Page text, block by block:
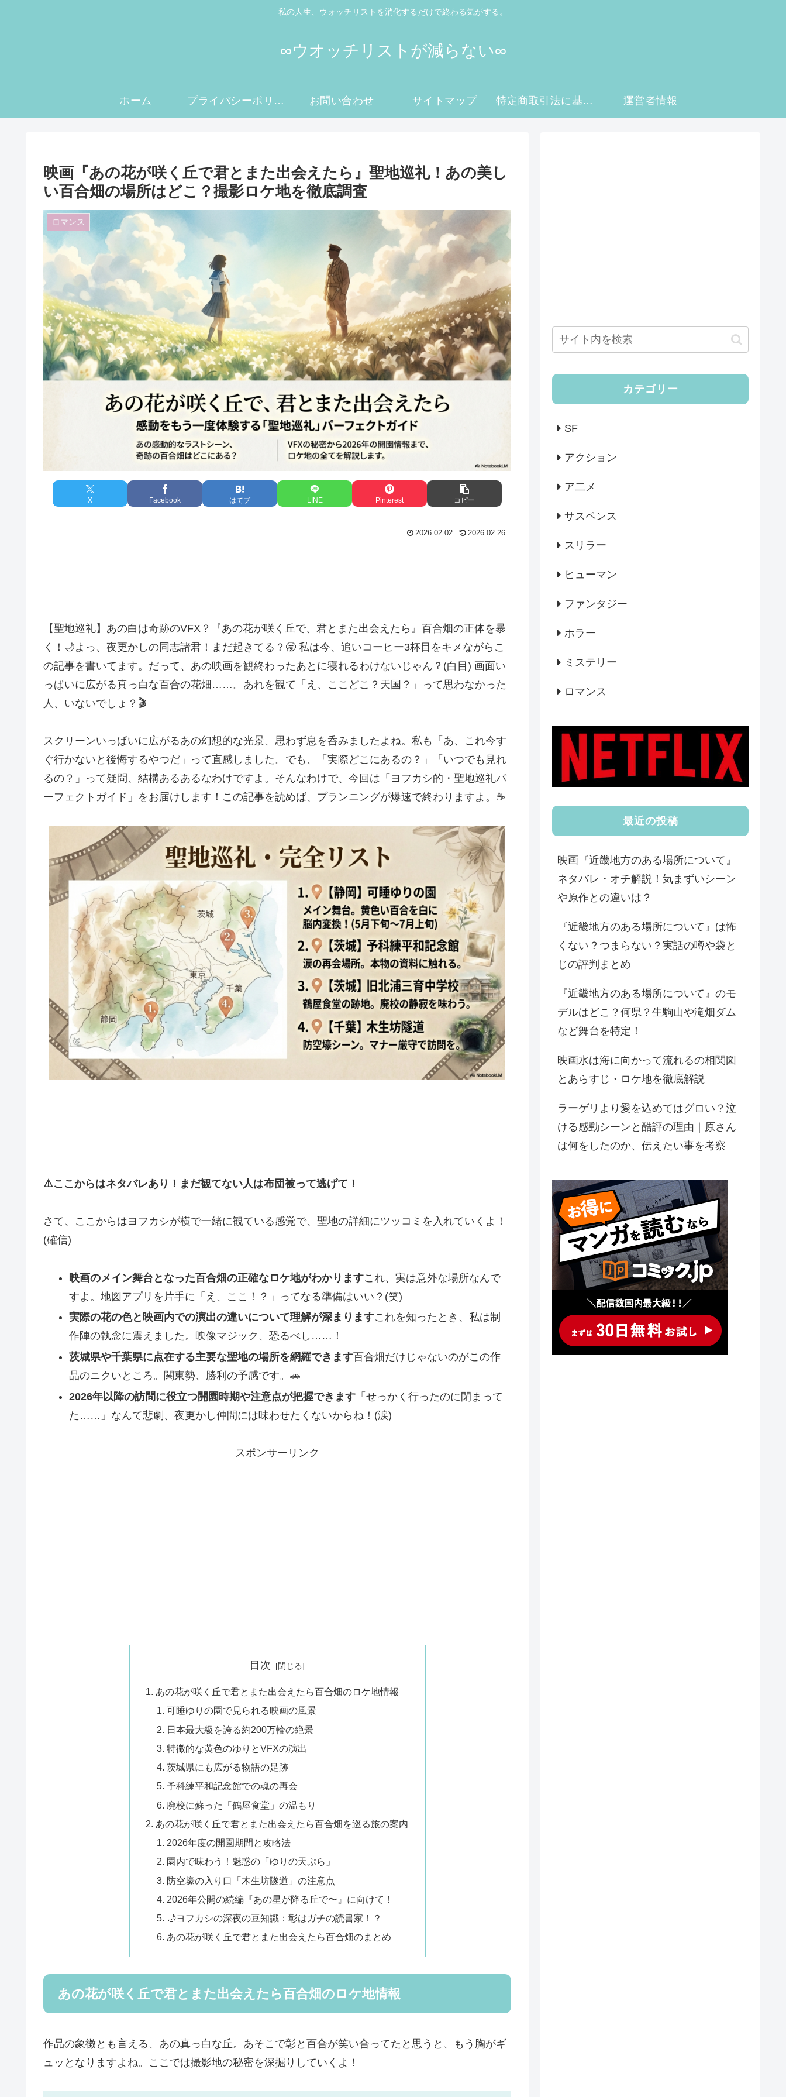
私の人生、ウォッチリストを消化するだけで終わる気がする。
∞ウオッチリストが減らない∞
ホーム プライバシーポリシー お問い合わせ サイトマップ 特定商取引法に基づく表記 運営者情報
映画『あの花が咲く丘で君とまた出会えたら』聖地巡礼！あの美し
い百合畑の場所はどこ？撮影ロケ地を徹底調査
ロマンス
X Facebook はてブ LINE Pinterest コピー
2026.02.02 2026.02.26
【聖地巡礼】あの白は奇跡のVFX？『あの花が咲く丘で、君とまた出会えたら』百合畑の正体を暴
く！🌙よっ、夜更かしの同志諸君！まだ起きてる？🥱 私は今、追いコーヒー3杯目をキメながらこ
の記事を書いてます。だって、あの映画を観終わったあとに寝れるわけないじゃん？(白目) 画面い
っぱいに広がる真っ白な百合の花畑……。あれを観て「え、ここどこ？天国？」って思わなかった
人、いないでしょ？🎬
スクリーンいっぱいに広がるあの幻想的な光景、思わず息を呑みましたよね。私も「あ、これ今す
ぐ行かないと後悔するやつだ」って直感しました。でも、「実際どこにあるの？」「いつでも見れ
るの？」って疑問、結構あるあるなわけですよ。そんなわけで、今回は「ヨフカシ的・聖地巡礼パ
ーフェクトガイド」をお届けします！この記事を読めば、プランニングが爆速で終わりますよ。☕
⚠️ここからはネタバレあり！まだ観てない人は布団被って逃げて！
さて、ここからはヨフカシが横で一緒に観ている感覚で、聖地の詳細にツッコミを入れていくよ！
(確信)
映画のメイン舞台となった百合畑の正確なロケ地がわかりますこれ、実は意外な場所なんで
すよ。地図アプリを片手に「え、ここ！？」ってなる準備はいい？(笑)
実際の花の色と映画内での演出の違いについて理解が深まりますこれを知ったとき、私は制
作陣の執念に震えました。映像マジック、恐るべし……！
茨城県や千葉県に点在する主要な聖地の場所を網羅できます百合畑だけじゃないのがこの作
品のニクいところ。関東勢、勝利の予感です。🚗
2026年以降の訪問に役立つ開園時期や注意点が把握できます「せっかく行ったのに閉まって
た……」なんて悲劇、夜更かし仲間には味わせたくないからね！(涙)
スポンサーリンク
目次
あの花が咲く丘で君とまた出会えたら百合畑のロケ地情報
可睡ゆりの園で見られる映画の風景
日本最大級を誇る約200万輪の絶景
特徴的な黄色のゆりとVFXの演出
茨城県にも広がる物語の足跡
予科練平和記念館での魂の再会
廃校に蘇った「鶴屋食堂」の温もり
あの花が咲く丘で君とまた出会えたら百合畑を巡る旅の案内
2026年度の開園期間と攻略法
園内で味わう！魅惑の「ゆりの天ぷら」
防空壕の入り口「木生坊隧道」の注意点
2026年公開の続編『あの星が降る丘で〜』に向けて！
🌙ヨフカシの深夜の豆知識：彰はガチの読書家！？
あの花が咲く丘で君とまた出会えたら百合畑のまとめ
あの花が咲く丘で君とまた出会えたら百合畑のロケ地情報
作品の象徴とも言える、あの真っ白な丘。あそこで彰と百合が笑い合ってたと思うと、もう胸がギ
ュッとなりますよね。ここでは撮影地の秘密を深掘りしていくよ！
カテゴリー
SF
アクション
ア二メ
サスペンス
スリラー
ヒューマン
ファンタジー
ホラー
ミステリー
ロマンス
最近の投稿
映画『近畿地方のある場所について』
ネタバレ・オチ解説！気まずいシーン
や原作との違いは？
『近畿地方のある場所について』は怖
くない？つまらない？実話の噂や袋と
じの評判まとめ
『近畿地方のある場所について』のモ
デルはどこ？何県？生駒山や滝畑ダム
など舞台を特定！
映画水は海に向かって流れるの相関図
とあらすじ・ロケ地を徹底解説
ラーゲリより愛を込めてはグロい？泣
ける感動シーンと酷評の理由｜原さん
は何をしたのか、伝えたい事を考察